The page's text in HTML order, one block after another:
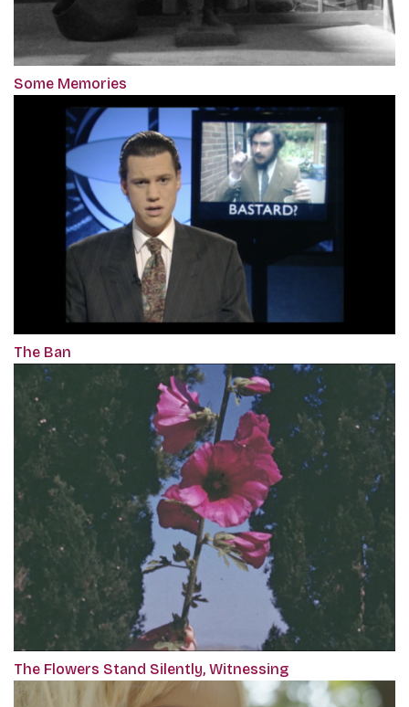
Some Memories
The Ban
The Flowers Stand Silently, Witnessing